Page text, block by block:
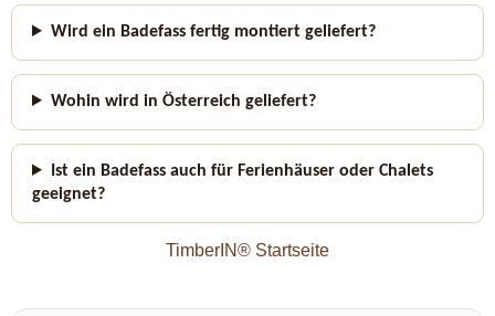
Wird ein Badefass fertig montiert geliefert?
Wohin wird in Österreich geliefert?
Ist ein Badefass auch für Ferienhäuser oder Chalets
geeignet?
TimberIN® Startseite